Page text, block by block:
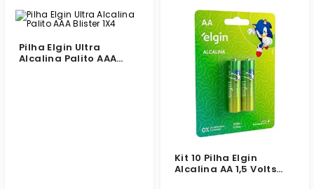
Pilha Elgin Ultra
Alcalina Palito AAA
Kit 10 Pilha Elgin
Alcalina AA 1,5 Volts